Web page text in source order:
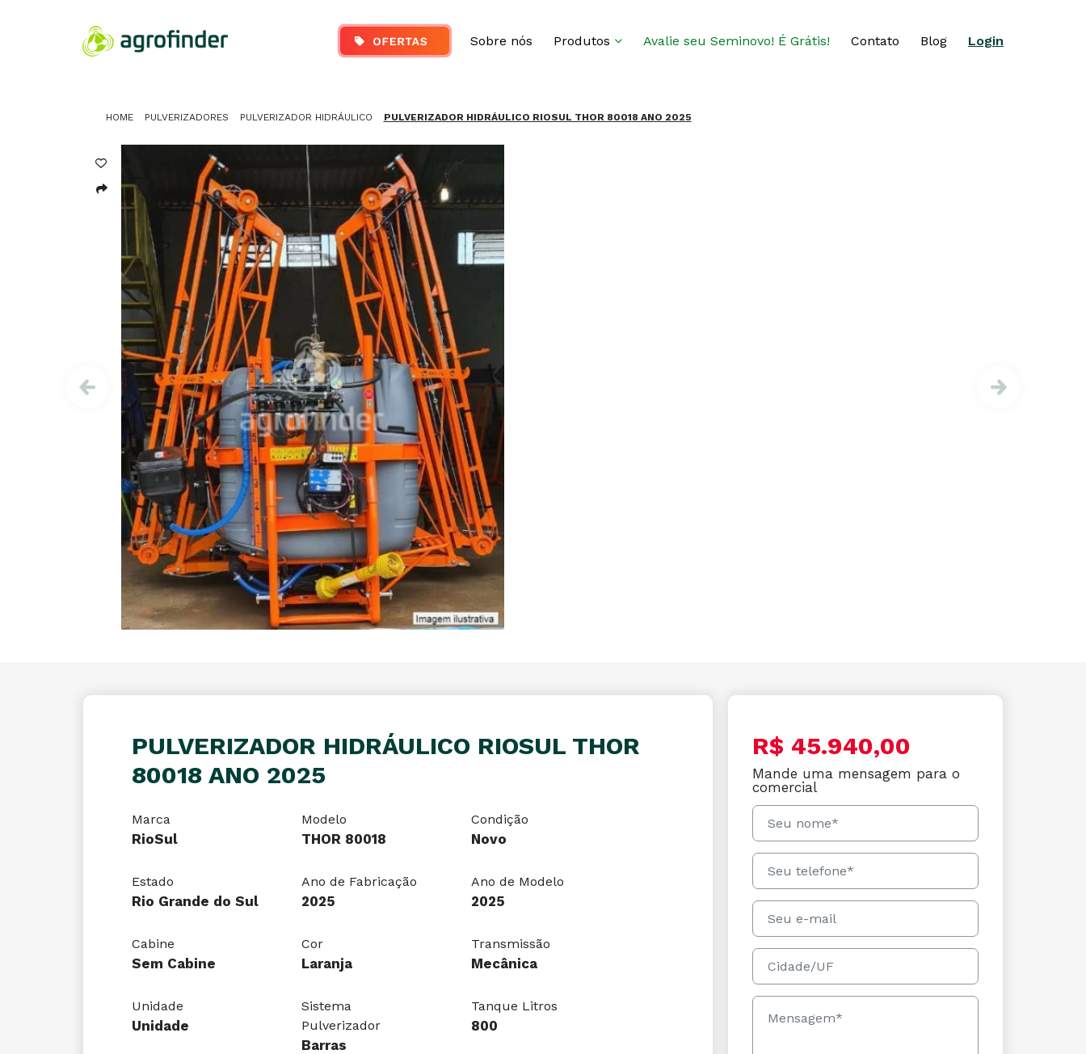
Sobre nós Produtos Avalie seu Seminovo! É Grátis! Contato Blog Login
HOME PULVERIZADORES PULVERIZADOR HIDRÁULICO PULVERIZADOR HIDRÁULICO RIOSUL THOR 80018 ANO 2025
PULVERIZADOR HIDRÁULICO RIOSUL THOR
80018 ANO 2025
Marca
RioSul
Modelo
THOR 80018
Condição
Novo
Estado
Rio Grande do Sul
Ano de Fabricação
2025
Ano de Modelo
2025
Cabine
Sem Cabine
Cor
Laranja
Transmissão
Mecânica
Unidade
Unidade
Sistema
Pulverizador
Barras
Tanque Litros
800
R$ 45.940,00
Mande uma mensagem para o
comercial